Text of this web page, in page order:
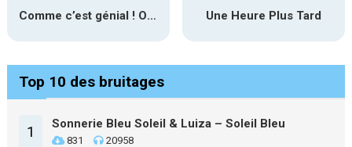
Comme c’est génial ! Oh comme c’est délicieux ! Une Heure Plus Tard
Top 10 des bruitages
1 Sonnerie Bleu Soleil & Luiza – Soleil Bleu
831 20958